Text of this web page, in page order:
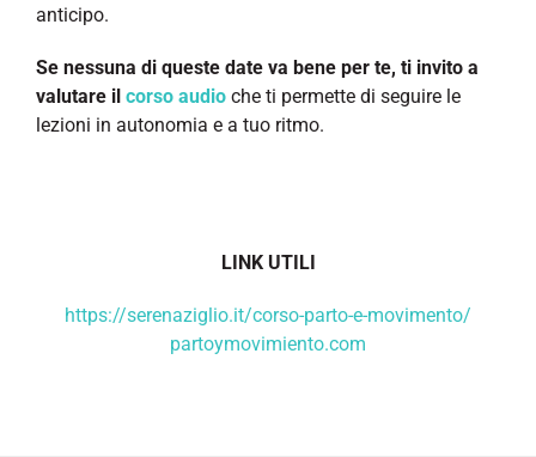
anticipo.
Se nessuna di queste date va bene per te, ti invito a
valutare il corso audio che ti permette di seguire le
lezioni in autonomia e a tuo ritmo.
LINK UTILI
https://serenaziglio.it/corso-parto-e-movimento/
partoymovimiento.com